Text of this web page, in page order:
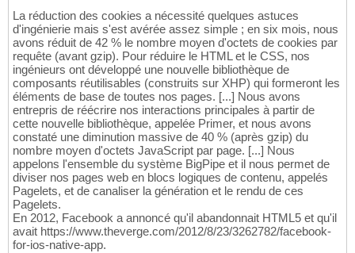
La réduction des cookies a nécessité quelques astuces
d'ingénierie mais s'est avérée assez simple ; en six mois, nous
avons réduit de 42 % le nombre moyen d'octets de cookies par
requête (avant gzip). Pour réduire le HTML et le CSS, nos
ingénieurs ont développé une nouvelle bibliothèque de
composants réutilisables (construits sur XHP) qui formeront les
éléments de base de toutes nos pages. [...] Nous avons
entrepris de réécrire nos interactions principales à partir de
cette nouvelle bibliothèque, appelée Primer, et nous avons
constaté une diminution massive de 40 % (après gzip) du
nombre moyen d'octets JavaScript par page. [...] Nous
appelons l'ensemble du système BigPipe et il nous permet de
diviser nos pages web en blocs logiques de contenu, appelés
Pagelets, et de canaliser la génération et le rendu de ces
Pagelets.
En 2012, Facebook a annoncé qu'il abandonnait HTML5 et qu'il
avait https://www.theverge.com/2012/8/23/3262782/facebook-
for-ios-native-app.